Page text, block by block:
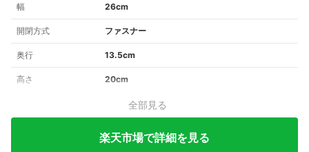
幅 26cm
開閉方式 ファスナー
奥行 13.5cm
高さ 20cm
全部見る
楽天市場で詳細を見る